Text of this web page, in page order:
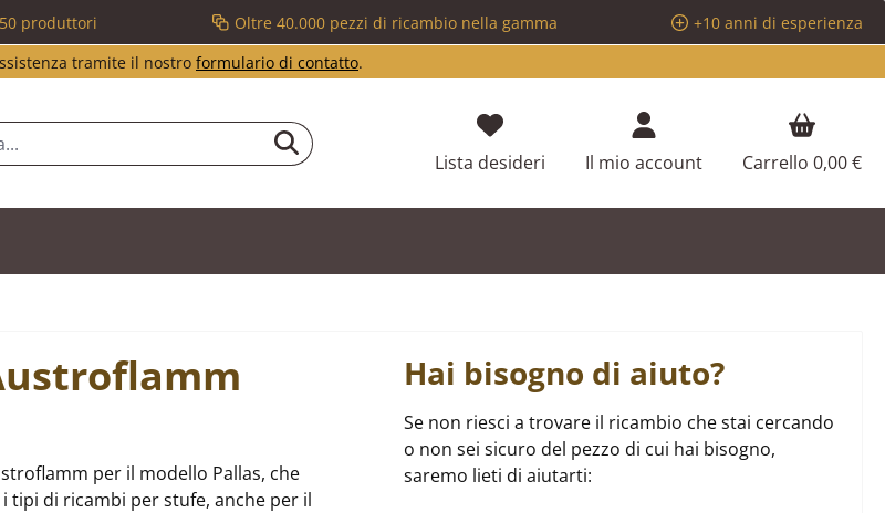
produttori Oltre 40.000 pezzi di ricambio nella gamma
+10 anni di esperienza
tramite il nostro formulario di contatto.
Lista desideri Hai 0 articoli nella lista dei desideri
Il mio account Carrello 0,00 €
per il modello Pallas, che
di ricambi per stufe, anche per il
Hai bisogno di aiuto?
Se non riesci a trovare il ricambio che stai cercando
o non sei sicuro del pezzo di cui hai bisogno,
saremo lieti di aiutarti: